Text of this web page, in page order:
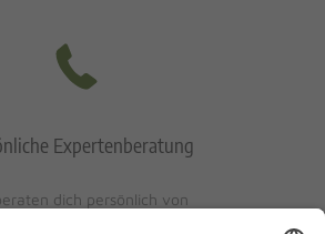
Expertenberatung
dich persönlich von